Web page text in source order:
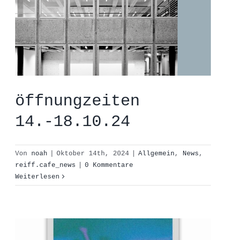
öffnungzeiten
14.-18.10.24
Von noah Oktober 14th, 2024 Allgemein , News ,
reiff.cafe_news
0 Kommentare
Weiterlesen
Baum Week während
der Ersti-Woche
Einführungswoche
Events Party